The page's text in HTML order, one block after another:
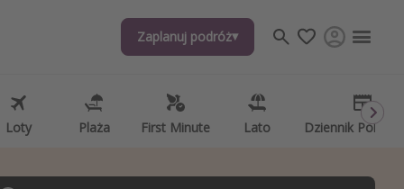
Zaplanuj podróż
Loty Plaża First Minute Lato Dziennik
Zaplanuj podróż
Loty Plaża First Minute Lato Dziennik
ciekawostki, porady podróżnicze
aplikacje podróżnicze